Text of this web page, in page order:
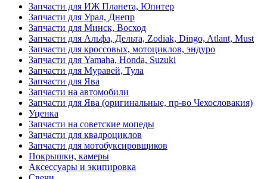
Запчасти для ИЖ Планета, Юпитер
Запчасти для Урал, Днепр
Запчасти для Минск, Восход
Запчасти для Альфа, Дельта, Zodiak, Dingo, Atlant, Must
Запчасти для кроссовых, мотоциклов, эндуро
Запчасти для Yamaha, Honda, Suzuki
Запчасти для Муравей, Тула
Запчасти для Ява
Запчасти на автомобили
Запчасти для Ява (оригинальные, пр-во Чехословакия)
Уценка
Запчасти на советские мопеды
Запчасти для квадроциклов
Запчасти для мотобуксировщиков
Покрышки, камеры
Аксессуары и экипировка